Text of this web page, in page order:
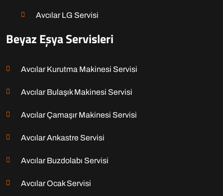
Avcılar LG Servisi
Beyaz Eşya Servisleri
Avcılar Kurutma Makinesi Servisi
Avcılar Bulaşık Makinesi Servisi
Avcılar Çamaşır Makinesi Servisi
Avcılar Ankastre Servisi
Avcılar Buzdolabı Servisi
Avcılar Ocak Servisi